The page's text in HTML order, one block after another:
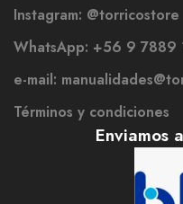
Instagram: @torricostore
WhatsApp: +56 9 7889
e-mail:
Términos y
Enviamos